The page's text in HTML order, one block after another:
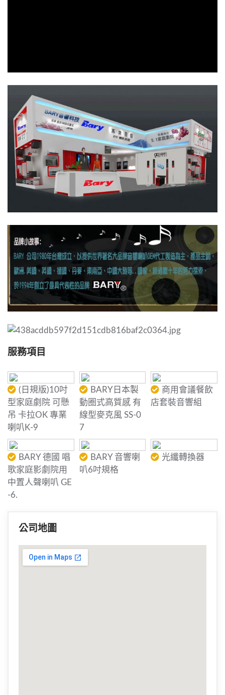
服務項目
(日規版)10吋
型家庭劇院 可懸
吊 卡拉OK 專業
喇叭K-9
BARY日本製
動圈式高質感 有
線型麥克風 SS-0
7
商用會議餐飲
店套裝音響組
BARY 德國 唱
歌家庭影劇院用
中置人聲喇叭 GE
-6.
BARY 音響喇
叭6吋規格
光纖轉換器
公司地圖